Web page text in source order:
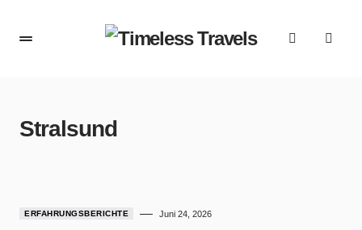
Stralsund
ERFAHRUNGSBERICHTE Juni 24, 2026